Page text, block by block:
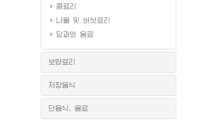
콩료리
나물 및 버섯료리
당과와 음료
보양료리
저장음식
단음식, 음료